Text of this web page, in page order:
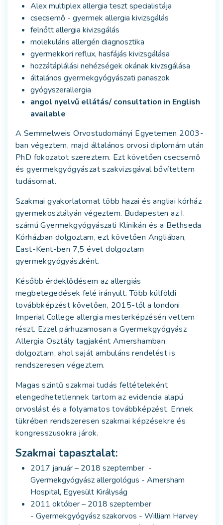
Alex multiplex allergia teszt specialistája
csecsemő - gyermek allergia kivizsgálás
felnőtt allergia kivizsgálás
molekuláris allergén diagnosztika
gyermekkori reflux, hasfájás kivizsgálása
hozzátáplálási nehézségek okának kivzsgálása
általános gyermekgyógyászati panaszok
gyógyszerallergia
angol nyelvű ellátás/ consultation in English
available
A Semmelweis Orvostudományi Egyetemen 2003-
ban végeztem, majd általános orvosi diplomám után
PhD fokozatot szereztem. Ezt követően csecsemő
és gyermekgyógyászat szakvizsgával bővítettem
tudásomat.
Szakmai gyakorlatomat több hazai és angliai kórház
gyermekosztályán végeztem. Budapesten az I.
számú Gyermekgyógyászati Klinikán és a Bethseda
Kórházban dolgoztam, ezt követően Angliában,
East-Kent-ben 7,5 évet dolgoztam
gyermekgyógyászként.
Később érdeklődésem az allergiás
megbetegedések felé irányult. Több külföldi
továbbképzést követően, 2015-től a londoni
Imperial College allergia mesterképzésén vettem
részt. Ezzel párhuzamosan a Gyermekgyógyász
Allergia Osztály tagjaként Amershamban
dolgoztam, ahol saját ambuláns rendelést is
rendszeresen végeztem.
Magas szintű szakmai tudás feltételeként
elengedhetetlennek tartom az evidencia alapú
orvoslást és a folyamatos továbbképzést. Ennek
tükrében rendszeresen szakmai képzésekre és
kongresszusokra járok.
Szakmai tapasztalat:
2017 január – 2018 szeptember -
Gyermekgyógyász allergológus - Amersham
Hospital, Egyesült Királyság
2011 október – 2018 szeptember
- Gyermekgyógyász szakorvos - William Harvey